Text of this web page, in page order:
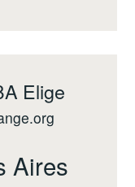
Elige
Aires